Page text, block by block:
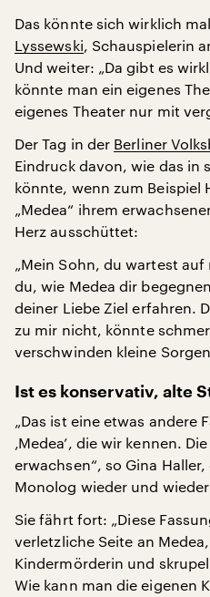
Das könnte sich wirklich
Lyssewski, Schauspielerin
Und weiter: „Da gibt es
könnte man ein eigenes
eigenes Theater nur mit
Der Tag in der Berliner
Eindruck davon, wie das in
könnte, wenn zum Beispiel
„Medea“ ihrem
Herz ausschüttet:
„Mein Sohn, du wartest
du, wie Medea dir
deiner Liebe Ziel erfahren.
zu mir nicht, könnte
verschwinden kleine
Ist es konservativ, alte
„Das ist eine etwas andere
‚Medea’, die wir kennen.
erwachsen“, so Gina
Monolog wieder und
Sie fährt fort: „Diese
verletzliche Seite an
Kindermörderin und
Wie kann man die eigenen